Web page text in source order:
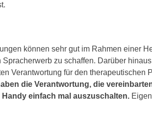
können sehr gut im Rahmen einer
zu schaffen. Darüber
Verantwortung für den
die Verantwortung, die
einfach mal auszuschalten.